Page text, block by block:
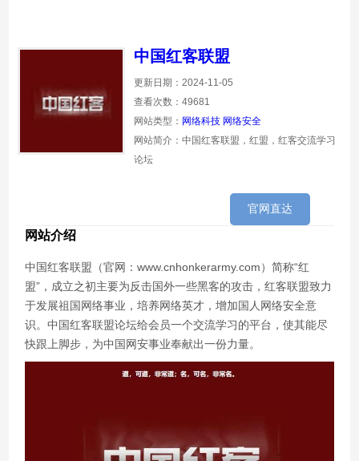
中国红客联盟
更新日期：2024-11-05
查看次数：49681
网站类型： 网络科技 网络安全
网站简介：中国红客联盟，红盟，红客交流学习
论坛
官网直达
网站介绍
中国红客联盟（官网：www.cnhonkerarmy.com）简称“红
盟”，成立之初主要为反击国外一些黑客的攻击，红客联盟致力
于发展祖国网络事业，培养网络英才，增加国人网络安全意
识。中国红客联盟论坛给会员一个交流学习的平台，使其能尽
快跟上脚步，为中国网安事业奉献出一份力量。